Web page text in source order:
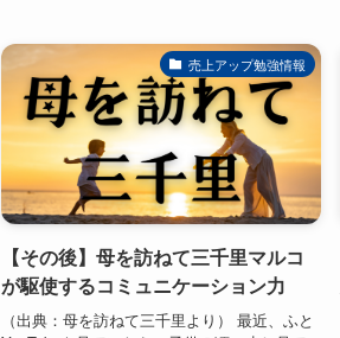
売上アップ勉強情報
【その後】母を訪ねて三千里マルコ
が駆使するコミュニケーション力
（出典：母を訪ねて三千里より） 最近、ふと